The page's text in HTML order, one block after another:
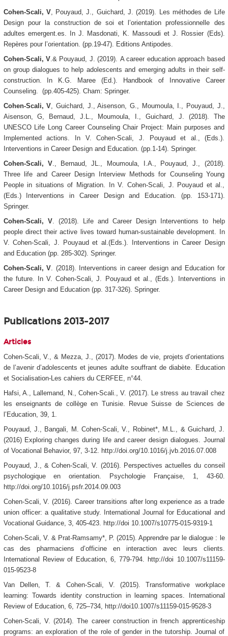
Cohen-Scali, V, Pouyaud, J., Guichard, J. (2019). Les méthodes de Life
Design pour la construction de soi et l’orientation professionnelle des
adultes emergent.es. In J. Masdonati, K. Massoudi et J. Rossier (Eds).
Repères pour l’orientation. (pp.19-47). Editions Antipodes.
Cohen-Scali, V.& Pouyaud, J. (2019). A career education approach based
on group dialogues to help adolescents and emerging adults in their self-
construction. In K.G. Maree (Ed.).
Handbook of Innovative Career
Counseling. (pp.405-425). Cham: Springer.
Cohen-Scali, V, Guichard, J., Aisenson, G., Moumoula, I., Pouyaud, J.,
Aisenson, G, Bernaud, J.L., Moumoula, I., Guichard, J. (2018). The
UNESCO Life Long Career Counseling Chair Project: Main purposes and
Implemented actions. In V. Cohen-Scali, J. Pouyaud et al., (Eds.).
Interventions in Career Design and Education. (pp.1-14). Springer.
Cohen-Scali, V., Bernaud, JL., Moumoula, I.A., Pouyaud, J., (2018).
Three life and Career Design Interview Methods for Counseling Young
People in situations of Migration. In V. Cohen-Scali, J. Pouyaud et al.,
(Eds.)
Interventions in Career Design and Education. (pp. 153-171).
Springer.
Cohen-Scali, V. (2018). Life and Career Design Interventions to help
people direct their active lives toward human-sustainable development. In
V. Cohen-Scali, J. Pouyaud et al.(Eds.).
Interventions in Career Design
and Education(pp. 285-302). Springer.
Cohen-Scali, V. (2018). Interventions in career design and Education for
the future.
In V. Cohen-Scali, J. Pouyaud et al., (Eds.).
Interventions in
Career Design and Education(pp. 317-326). Springer.
Publications 2013-2017
Articles
Cohen-Scali, V., & Mezza, J., (2017). Modes de vie, projets d’orientations
de l’avenir d’adolescents et jeunes adulte souffrant de diabète. Education
et Socialisation-Les cahiers du CERFEE, n°44.
Hafsi, A., Lallemand, N., Cohen-Scali., V. (2017). Le stress au travail chez
les enseignants de collège en Tunisie. Revue Suisse de Sciences de
l’Education, 39, 1.
Pouyaud, J., Bangali, M. Cohen-Scali, V., Robinet*, M.L., & Guichard, J.
(2016) Exploring changes during life and career design dialogues. Journal
of Vocational Behavior, 97, 3-12. http://doi.org/10.1016/j.jvb.2016.07.008
Pouyaud, J., & Cohen-Scali, V. (2016). Perspectives actuelles du conseil
psychologique en orientation. Psychologie Française, 1, 43-60.
http://doi.org/10.1016/j.psfr.2014.09.003
Cohen-Scali, V. (2016). Career transitions after long experience as a trade
union officer: a qualitative study. International Journal for Educational and
Vocational Guidance, 3, 405-423. http://doi 10.1007/s10775-015-9319-1
Cohen-Scali, V. & Prat-Ramsamy*, P. (2015). Apprendre par le dialogue : le
cas des pharmaciens d’officine en interaction avec leurs clients.
International Review of Education, 6, 779-794. http://doi 10.1007/s11159-
015-9523-8
Van Dellen, T. & Cohen-Scali, V. (2015). Transformative workplace
learning: Towards identity construction in learning spaces. International
Review of Education, 6, 725–734, http://doi10.1007/s11159-015-9528-3
Cohen-Scali, V. (2014). The career construction in french apprenticeship
programs: an exploration of the role of gender in the tutorship. Journal of